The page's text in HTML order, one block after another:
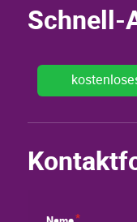
Schnell-